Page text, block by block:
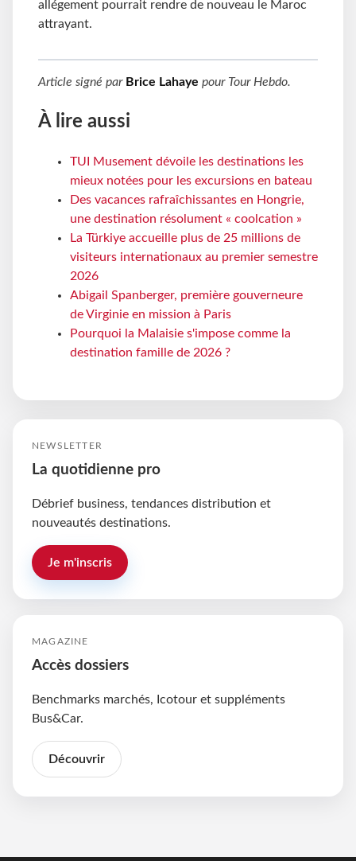
allégement pourrait rendre de nouveau le Maroc
attrayant.
Article signé par Brice Lahaye pour Tour Hebdo.
À lire aussi
TUI Musement dévoile les destinations les
mieux notées pour les excursions en bateau
Des vacances rafraîchissantes en Hongrie,
une destination résolument « coolcation »
La Türkiye accueille plus de 25 millions de
visiteurs internationaux au premier semestre
2026
Abigail Spanberger, première gouverneure
de Virginie en mission à Paris
Pourquoi la Malaisie s'impose comme la
destination famille de 2026 ?
NEWSLETTER
La quotidienne pro
Débrief business, tendances distribution et
nouveautés destinations.
Je m'inscris
MAGAZINE
Accès dossiers
Benchmarks marchés, Icotour et suppléments
Bus&Car.
Découvrir